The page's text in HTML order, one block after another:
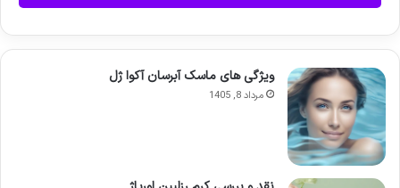
سلامت ستون فقرات نقش محوری در کیفیت زندگی، تعادل و تحرک
ویژگی های ماسک آبرسان آکوا ژل
مرداد 8, 1405